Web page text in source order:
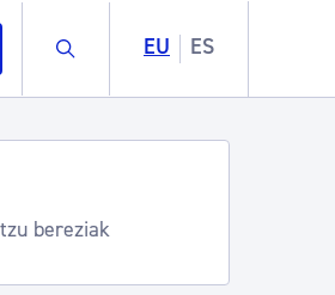
Buscar EU ES
Udalinfo, Donostia Kirola, Donostia
Urgull, Hondalea, Turismoa